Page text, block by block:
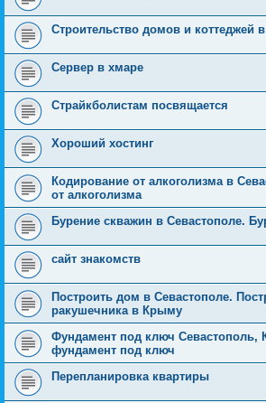
Строительство домов и коттеджей
Сервер в хмаре
Страйкболистам посвящается
Хороший хостинг
Кодирование от алкоголизма в
от алкоголизма
Бурение скважин в Севастополе.
сайт знакомств
Построить дом в Севастополе.
ракушечника в Крыму
Фундамент под ключ
фундамент под ключ
Перепланировка квартиры